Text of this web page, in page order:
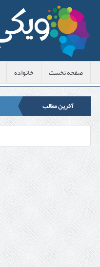
صفحه نخست خانواده
آخرین مطالب